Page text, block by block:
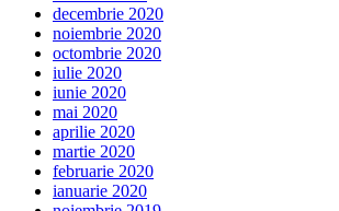
decembrie 2020
noiembrie 2020
octombrie 2020
iulie 2020
iunie 2020
mai 2020
aprilie 2020
martie 2020
februarie 2020
ianuarie 2020